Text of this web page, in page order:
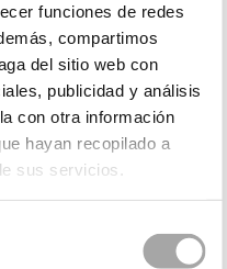
funciones de redes
compartimos
del sitio web con
publicidad y análisis
con otra información
hayan recopilado a
sus servicios.